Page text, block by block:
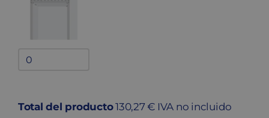
Bandejas
Total del producto130,27 € IVA no incluido